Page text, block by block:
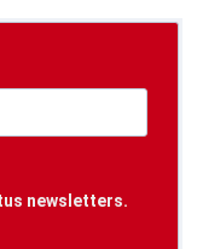
newsletters.